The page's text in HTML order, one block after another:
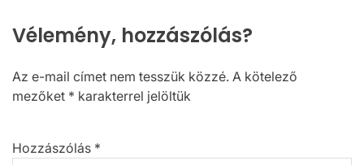
Vélemény, hozzászólás?
Az e-mail címet nem tesszük közzé. A kötelező
mezőket * karakterrel jelöltük
Hozzászólás *